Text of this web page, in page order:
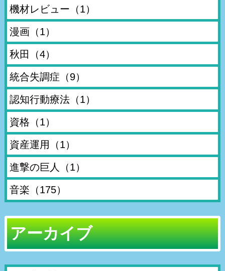
機材レビュー （1）
漫画（1）
秋田 （4）
統合失調症 （9）
認知行動療法（1）
資格 （1）
資産運用 （1）
進撃の巨人 （1）
音楽 （175）
アーカイブ